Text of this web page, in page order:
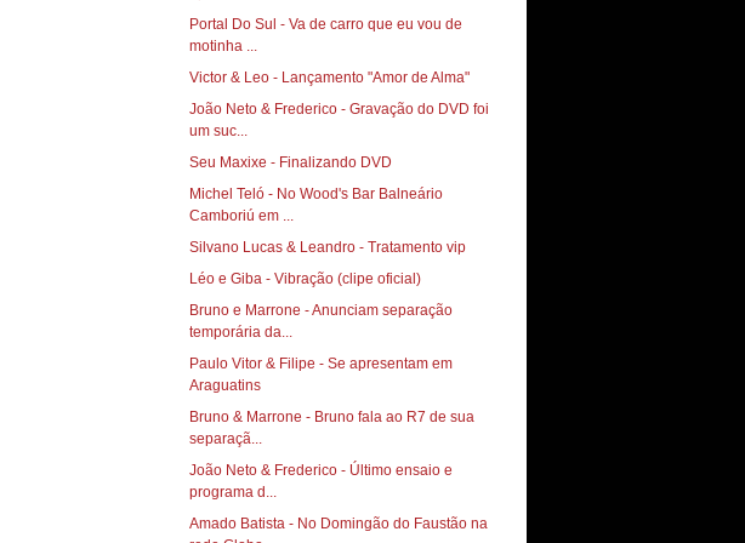
Portal Do Sul - Va de carro que eu vou de
motinha ...
Victor & Leo - Lançamento "Amor de Alma"
João Neto & Frederico - Gravação do DVD foi
um suc...
Seu Maxixe - Finalizando DVD
Michel Teló - No Wood's Bar Balneário
Camboriú em ...
Silvano Lucas & Leandro - Tratamento vip
Léo e Giba - Vibração (clipe oficial)
Bruno e Marrone - Anunciam separação
temporária da...
Paulo Vitor & Filipe - Se apresentam em
Araguatins‏
Bruno & Marrone - Bruno fala ao R7 de sua
separaçã...
João Neto & Frederico - Último ensaio e
programa d...
Amado Batista - No Domingão do Faustão na